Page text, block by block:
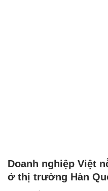
Doanh nghiệp Việt
ở thị trường Hàn